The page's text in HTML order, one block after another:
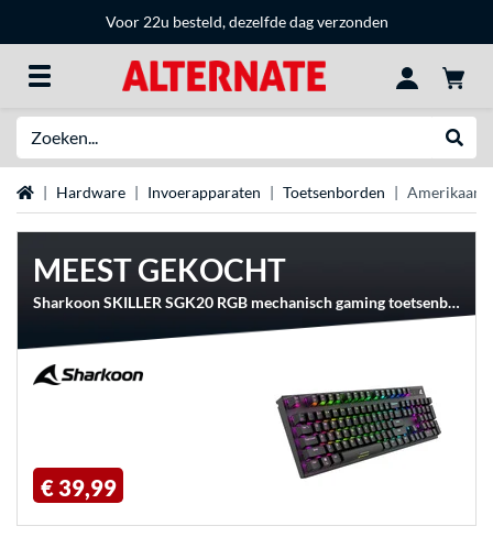
Voor 22u besteld, dezelfde dag verzonden
Home Hardware Invoerapparaten Toetsenborden
MEEST GEKOCHT
Sharkoon SKILLER SGK20 RGB mechanisch gaming toetsenbord
€ 39,99